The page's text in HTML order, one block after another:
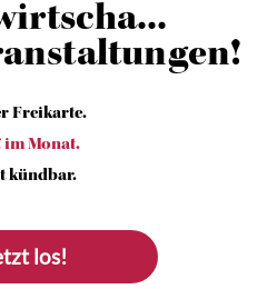
Freikarte.
im Monat.
kündbar.
los!